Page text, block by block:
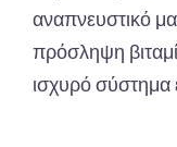
αναπνευστικό
πρόσληψη
ισχυρό σύστημα